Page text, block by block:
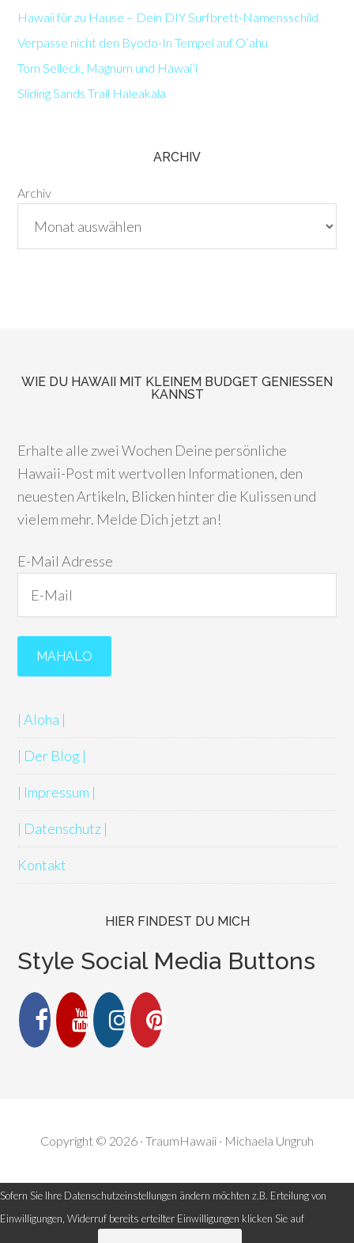
Hawaii für zu Hause – Dein DIY Surfbrett-Namensschild
Verpasse nicht den Byodo-In Tempel auf O’ahu
Tom Selleck, Magnum und Hawai’i
Sliding Sands Trail Haleakala
ARCHIV
Archiv
WIE DU HAWAII MIT KLEINEM BUDGET GENIESSEN K
ANNST
Erhalte alle zwei Wochen Deine persönliche
Hawaii-Post mit wertvollen Informationen, den
neuesten Artikeln, Blicken hinter die Kulissen und
vielem mehr. Melde Dich jetzt an!
E-Mail Adresse
| Aloha |
| Der Blog |
| Impressum |
| Datenschutz |
Kontakt
HIER FINDEST DU MICH
Style Social Media Buttons
Copyright © 2026 · TraumHawaii · Michaela Ungruh
Sofern Sie Ihre Datenschutzeinstellungen ändern möchten z.B. Erteilung von
Einwilligungen, Widerruf bereits erteilter Einwilligungen klicken Sie auf